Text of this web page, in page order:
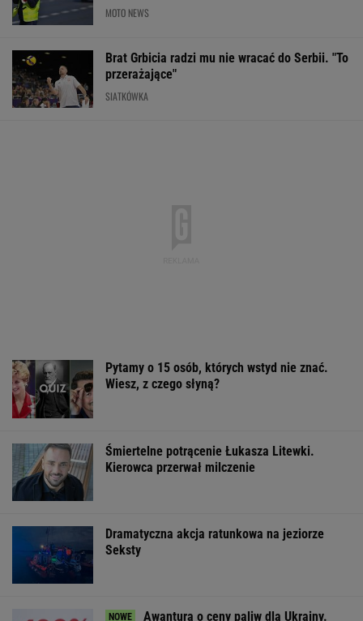
MOTO NEWS
Brat Grbicia radzi mu nie wracać do Serbii. "To
przerażające"
SIATKÓWKA
Pytamy o 15 osób, których wstyd nie znać.
Wiesz, z czego słyną?
Śmiertelne potrącenie Łukasza Litewki.
Kierowca przerwał milczenie
Dramatyczna akcja ratunkowa na jeziorze
Seksty
Awantura o ceny paliw dla Ukrainy.